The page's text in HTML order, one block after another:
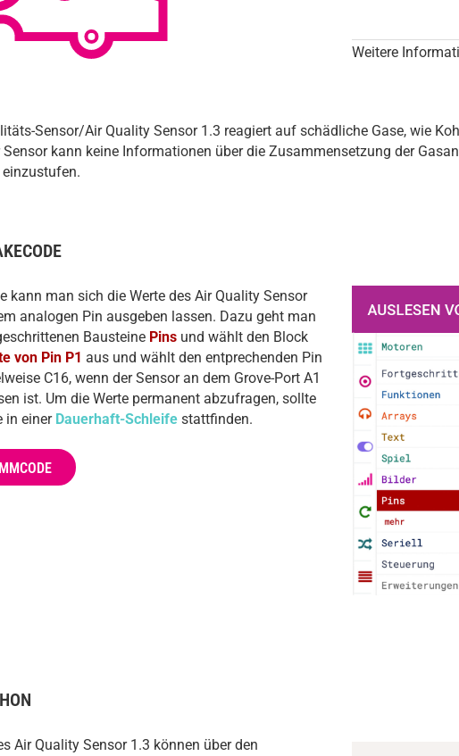
Weitere
Sensor/Air Quality Sensor 1.3 reagiert auf schädliche Gase, wie
Sensor kann keine Informationen über die Zusammensetzung der
kann man sich die Werte des Air Quality Sensor
analogen Pin ausgeben lassen. Dazu geht man
Bausteine Pins und wählt den Block
von Pin P1 aus und wählt den entprechenden Pin
C16, wenn der Sensor an dem Grove-Port A1
ist. Um die Werte permanent abzufragen, sollte
in einer Dauerhaft-Schleife stattfinden.
Air Quality Sensor 1.3 können über den